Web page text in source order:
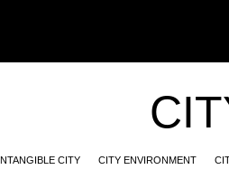
INTANGIBLE CITY CITY ENVIRONMENT